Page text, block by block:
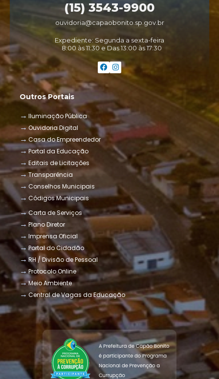
(15) 3543-9900
ouvidoria@capaobonito.sp.gov.br
Expediente: Segunda a sexta-feira
8:00 às 11:30 e Das 13:00 às 17:30
Outros Portais
Iluminação Pública
Ouvidoria Digital
Casa do Empreendedor
Portal da Educação
Editais de Licitações
Transparência
Conselhos Municipais
Códigos Municipais
Carta de Serviços
Plano Diretor
Imprensa Oficial
Portal do Cidadão
RH / Divisão de Pessoal
Protocolo Online
Meio Ambiente
Central de Vagas da Educação